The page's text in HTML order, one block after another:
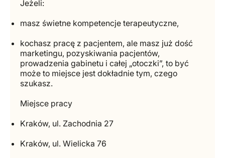
Jeżeli:
masz świetne kompetencje terapeutyczne,
kochasz pracę z pacjentem, ale masz już dość
marketingu, pozyskiwania pacjentów,
prowadzenia gabinetu i całej „otoczki”, to być
może to miejsce jest dokładnie tym, czego
szukasz.
Miejsce pracy
Kraków, ul. Zachodnia 27
Kraków, ul. Wielicka 76